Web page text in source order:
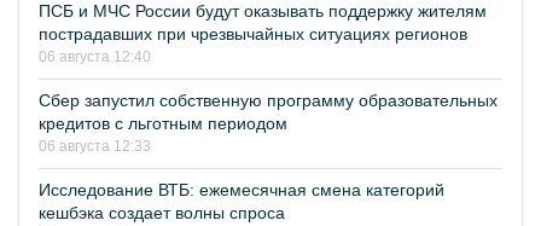
ПСБ и МЧС России будут оказывать поддержку жителям
пострадавших при чрезвычайных ситуациях регионов
06 августа 12:40
Сбер запустил собственную программу образовательных
кредитов с льготным периодом
06 августа 12:33
Исследование ВТБ: ежемесячная смена категорий
кешбэка создает волны спроса